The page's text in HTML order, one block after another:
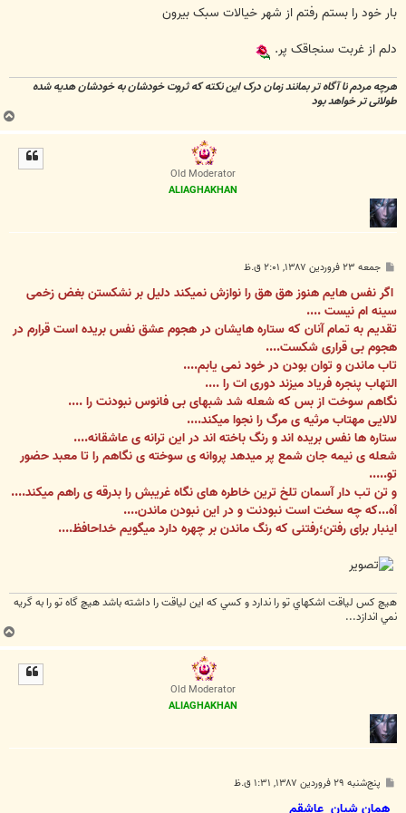
بار خود را بستم رفتم از شهر خيالات سبک بيرون
دلم از غربت سنجاقک پر.
هرچه مردم نا آگاه تر بمانند زمان درک این نکته که ثروت خودشان به خودشان هدیه شده
طولانی تر خواهد بود
ب
ا
Old Moderator
ALIAGHAKHAN
پ
ت
جمعه ۲۳ فروردین ۱۳۸۷, ۲:۰۱ ق.ظ
اگر نفس هایم هنوز هق هق را نوازش نمیکند دلیل بر نشکستن بغض زخمی
سینه ام نیست ....
تقدیم به تمام آنان که ستاره هایشان در هجوم عشق نفس بریده است قرارم در
هجوم بی قراری شکست....
تاب ماندن و توان بودن در خود نمی یابم....
التهاب پنجره فریاد میزند دوری ات را ....
نگاهم سوخت از بس که شعله شد شبهای بی فانوس نبودنت را ....
لالایی مهتاب مرثیه ی مرگ را نجوا میکند....
ستاره ها نفس بریده اند و رنگ باخته اند در این ترانه ی عاشقانه....
شعله ی نیمه جان شمع پر میدهد پروانه ی سوخته ی نگاهم را تا معبد حضور
تو.....
و تن تب دار آسمان تلخ ترین خاطره های نگاه غریبش را بدرقه ی راهم میکند....
آه...که چه سخت است نبودنت و در این نبودن ماندن....
اینبار برای رفتن؛رفتنی که رنگ ماندن بر چهره دارد میگویم خداحافظ....
هيچ كس لياقت اشكهاي تو را ندارد و كسي كه اين لياقت را داشته باشد هيچ گاه تو را به گريه
نمي اندازد...
ب
ا
Old Moderator
ALIAGHAKHAN
پ
ت
پنج‌شنبه ۲۹ فروردین ۱۳۸۷, ۱:۳۱ ق.ظ
همان شبان ِ عاشقم